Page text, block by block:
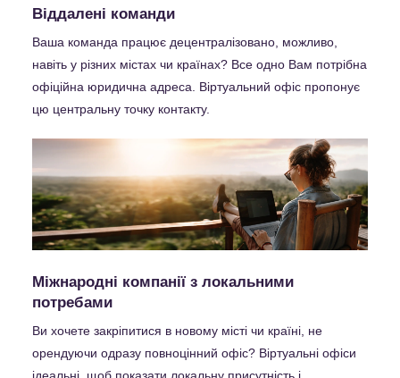
Віддалені команди
Ваша команда працює децентралізовано, можливо,
навіть у різних містах чи країнах? Все одно Вам потрібна
офіційна юридична адреса. Віртуальний офіс пропонує
цю центральну точку контакту.
Міжнародні компанії з локальними
потребами
Ви хочете закріпитися в новому місті чи країні, не
орендуючи одразу повноцінний офіс? Віртуальні офіси